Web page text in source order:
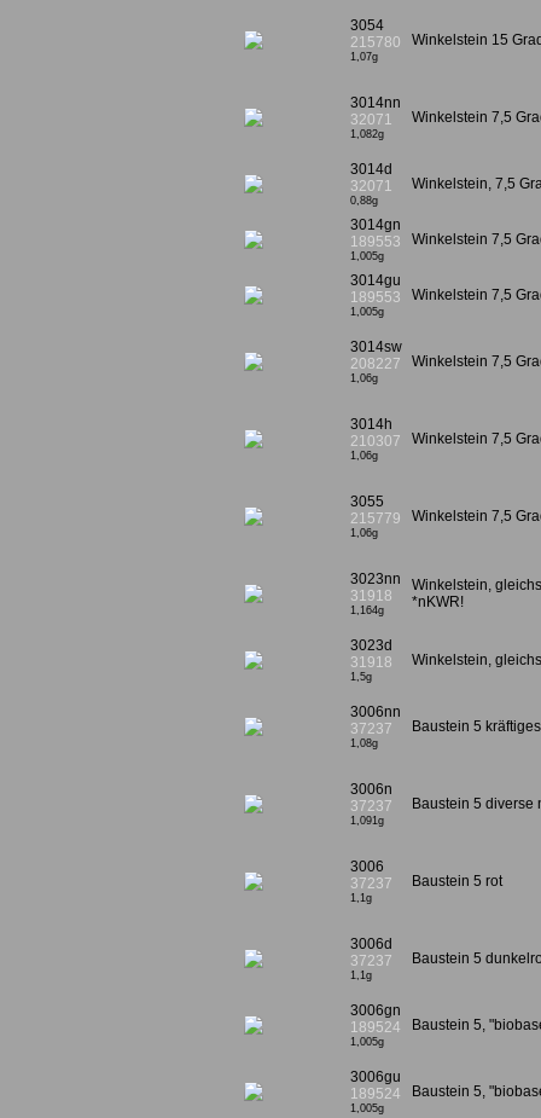
3054
215780
1,07g
Winkelstein 15
3014nn
32071
1,082g
Winkelstein 7,5
3014d
32071
0,88g
Winkelstein, 7,5
3014gn
189553
1,005g
Winkelstein 7,5
3014gu
189553
1,005g
Winkelstein 7,5
3014sw
208227
1,06g
Winkelstein 7,5
3014h
210307
1,06g
Winkelstein 7,5
3055
215779
1,06g
Winkelstein 7,5
3023nn
31918
1,164g
Winkelstein,
*nKWR!
3023d
31918
1,5g
Winkelstein,
3006nn
37237
1,08g
Baustein 5
3006n
37237
1,091g
Baustein 5 diverse
3006
37237
1,1g
Baustein 5 rot
3006d
37237
1,1g
Baustein 5
3006gn
189524
1,005g
Baustein 5,
3006gu
189524
1,005g
Baustein 5,